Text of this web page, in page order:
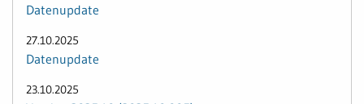
Datenupdate
27.10.2025
Datenupdate
23.10.2025